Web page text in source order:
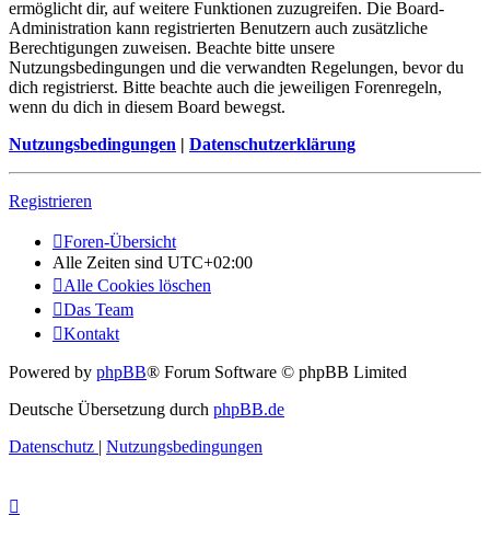
ermöglicht dir, auf weitere Funktionen zuzugreifen. Die Board-
Administration kann registrierten Benutzern auch zusätzliche
Berechtigungen zuweisen. Beachte bitte unsere
Nutzungsbedingungen und die verwandten Regelungen, bevor du
dich registrierst. Bitte beachte auch die jeweiligen Forenregeln,
wenn du dich in diesem Board bewegst.
Nutzungsbedingungen | Datenschutzerklärung
Registrieren
Foren-Übersicht
Alle Zeiten sind UTC+02:00
Alle Cookies löschen
Das Team
Kontakt
Powered by phpBB® Forum Software © phpBB Limited
Deutsche Übersetzung durch phpBB.de
Datenschutz | Nutzungsbedingungen